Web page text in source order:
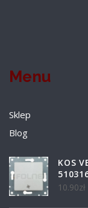
Menu
Sklep
Blog
KOS
10.90zł